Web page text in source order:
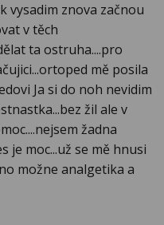
vysadim znova začnou
v těch
ta ostruha....pro
mě posila
Ja si do noh nevidim
žil ale v
žadna
je moc...už se mě hnusi
možne analgetika a